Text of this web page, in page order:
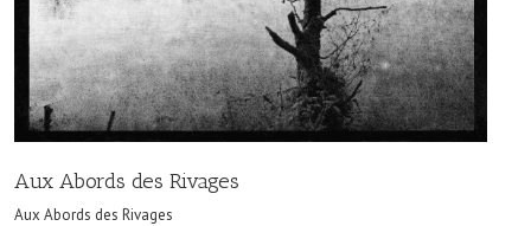
Aux Abords des Rivages
Aux Abords des Rivages